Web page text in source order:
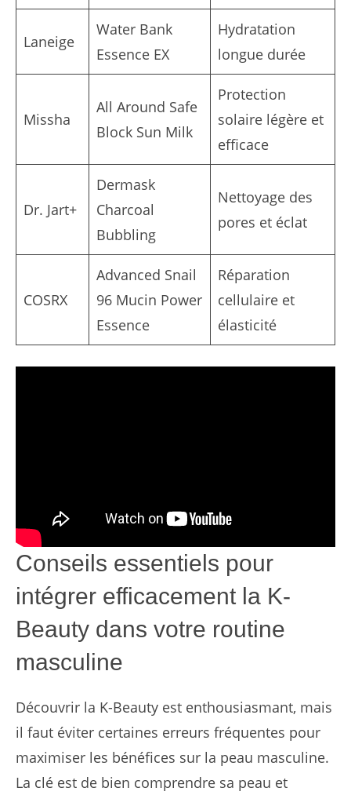
Laneige
Water Bank
Essence EX
Hydratation
longue durée
Missha
All Around Safe
Block Sun Milk
Protection
solaire légère et
efficace
Dr. Jart+
Dermask
Charcoal
Bubbling
Nettoyage des
pores et éclat
COSRX
Advanced Snail
96 Mucin Power
Essence
Réparation
cellulaire et
élasticité
Conseils essentiels pour
intégrer efficacement la K-
Beauty dans votre routine
masculine
Découvrir la K-Beauty est enthousiasmant, mais
il faut éviter certaines erreurs fréquentes pour
maximiser les bénéfices sur la peau masculine.
La clé est de bien comprendre sa peau et